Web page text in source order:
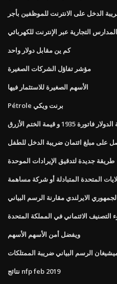
المدارس التجارية عبر الإنترنت للكهربائي
كم ين مقابل دولار واحد
مؤشر تفاؤل الشركات الصغيرة
الأسهم الصغيرة للاستثمار فيها
Pétrole برنت ويكي
1935 و قيمة الختم الأزرق
على مبلغ ائتمان ضريبة الدخل للطفل
طريقة جديدة لتدقيق الإيرادات الموحدة
المتحدة المتبادلة أو شركة مساهمة
الايرلندي مقارنة الرسم البياني
الائتماني في المملكة المتحدة
ويفضل أمن الأسهم الأسهم
الرسم البياني ضريبة الممتلكات
نتائج nfp feb 2019